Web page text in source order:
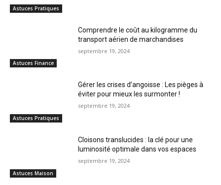
Astuces Pratiques
Astuces Finance
Comprendre le coût au kilogramme du
transport aérien de marchandises
septembre 19, 2024
Astuces Pratiques
Gérer les crises d’angoisse : Les pièges à
éviter pour mieux les surmonter !
septembre 19, 2024
Astuces Maison
Cloisons translucides : la clé pour une
luminosité optimale dans vos espaces
septembre 19, 2024